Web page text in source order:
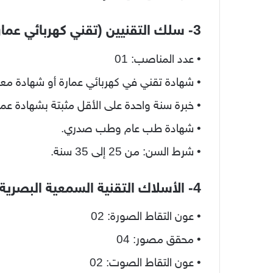
3- سلك التقنيين (تقني كهربائي عمارة)
• عدد المناصب: 01
• شهادة تقني في كهربائي عمارة أو شهادة
• خبرة سنة واحدة على الأقل مثبتة بشهادة
• شهادة طب عام وطب صدري.
• شرط السن: من 25 إلى 35 سنة.
4- الأسلاك التقنية السمعية البصرية
• عون التقاط الصورة: 02
• محقق مصور: 04
• عون التقاط الصوت: 02